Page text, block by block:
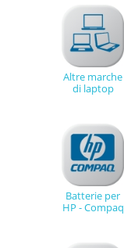
Altre marche
di laptop
Batterie per
HP - Compaq